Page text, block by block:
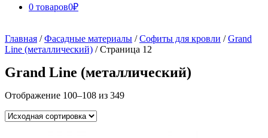
0 товаров0₽
Button
Главная /Фасадные материалы /Софиты для кровли /Grand
Line (металлический) / Страница 12
Grand Line (металлический)
Отображение 100–108 из 349